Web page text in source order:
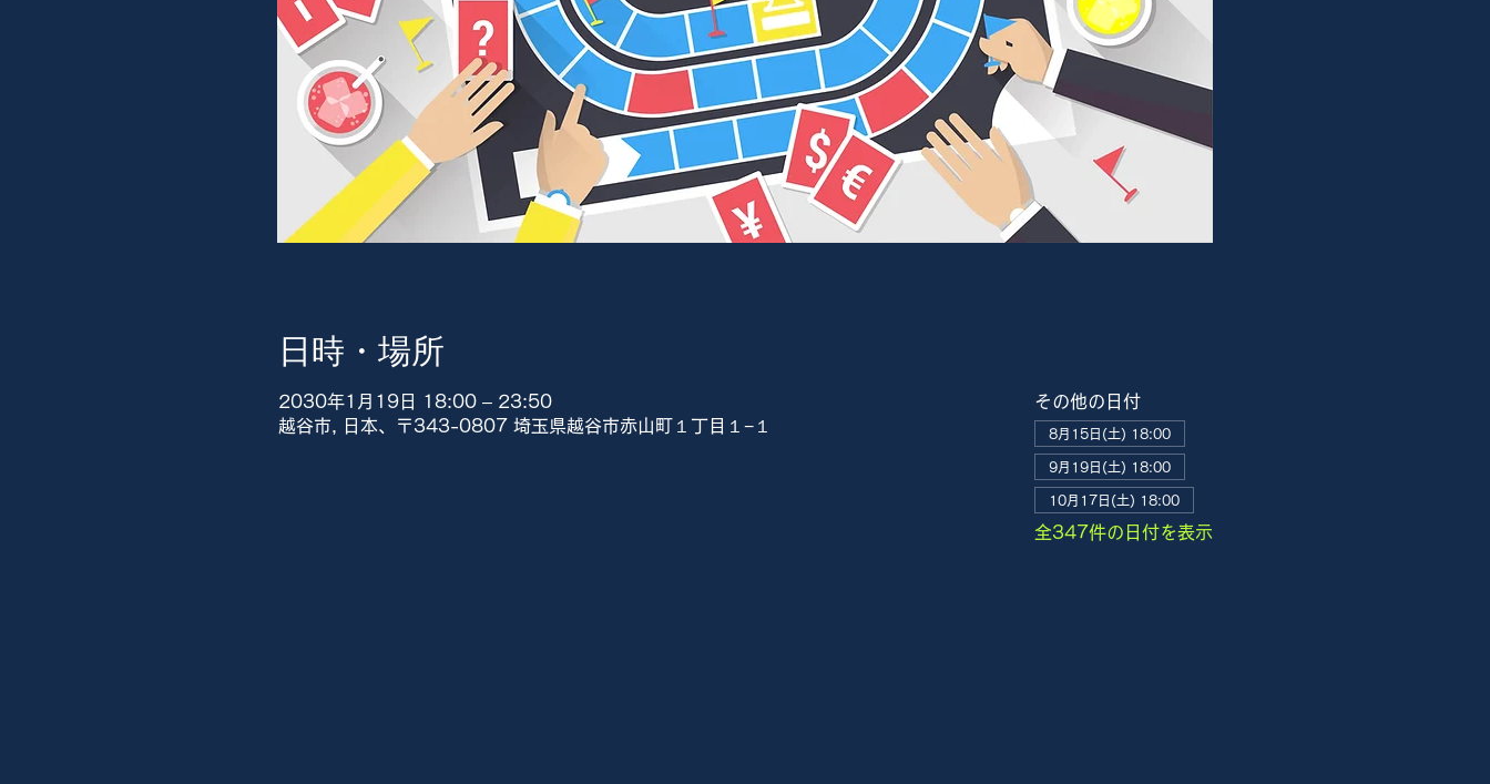
日時・場所
2030年1月19日 18:00 – 23:50
越谷市, 日本、〒343-0807 埼玉県越谷市赤山町１丁目１−１
その他の日付
8月15日(土) 18:00
9月19日(土) 18:00
10月17日(土) 18:00
全347件の日付を表示